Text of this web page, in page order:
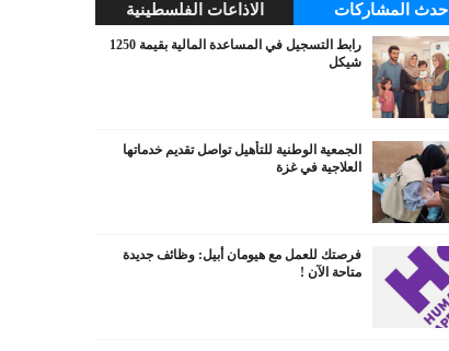
احدث المشاركات الاذاعات الفلسطينية
رابط التسجيل في المساعدة المالية بقيمة 1250
شيكل
الجمعية الوطنية للتأهيل تواصل تقديم خدماتها
العلاجية في غزة
فرصتك للعمل مع هيومان أبيل: وظائف جديدة
متاحة الآن !